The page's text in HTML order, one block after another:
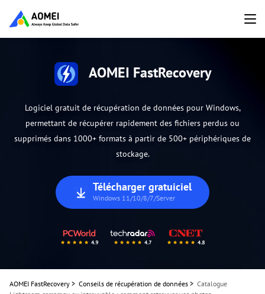
AOMEI FastRecovery
Logiciel gratuit de récupération de données pour Windows,
permettant de récupérer rapidement des fichiers perdus ou
supprimés dans 1000+ formats à partir de 500+ périphériques de
stockage.
Télécharger gratuiciel
Windows 11/10/8/7/Server
AOMEI FastRecovery > Conseils de récupération de données > Catalogue